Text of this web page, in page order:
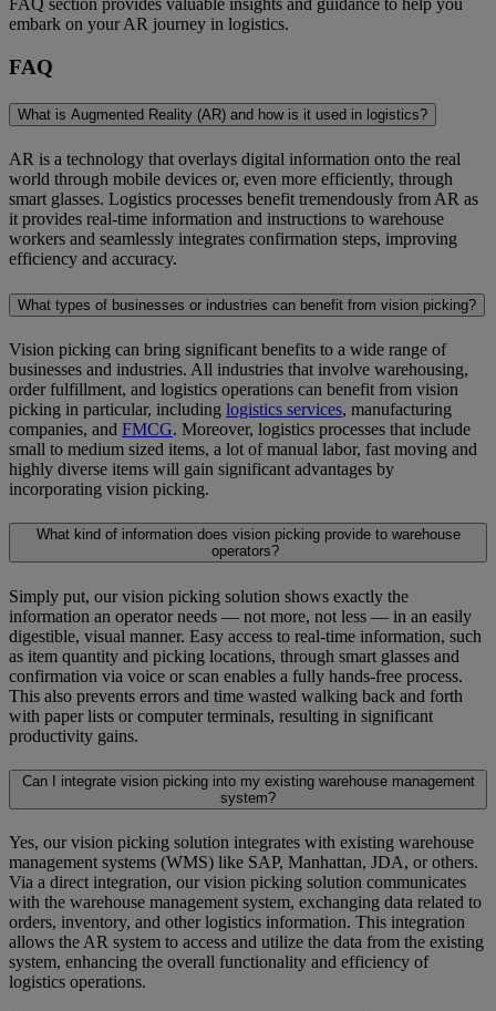
FAQ section provides valuable insights and guidance to help you
embark on your AR journey in logistics.
FAQ
What is Augmented Reality (AR) and how is it used in logistics?
AR is a technology that overlays digital information onto the real
world through mobile devices or, even more efficiently, through
smart glasses. Logistics processes benefit tremendously from AR as
it provides real-time information and instructions to warehouse
workers and seamlessly integrates confirmation steps, improving
efficiency and accuracy.
What types of businesses or industries can benefit from vision picking?
Vision picking can bring significant benefits to a wide range of
businesses and industries. All industries that involve warehousing,
order fulfillment, and logistics operations can benefit from vision
picking in particular, including logistics services, manufacturing
companies, and FMCG. Moreover, logistics processes that include
small to medium sized items, a lot of manual labor, fast moving and
highly diverse items will gain significant advantages by
incorporating vision picking.
What kind of information does vision picking provide to warehouse
operators?
Simply put, our vision picking solution shows exactly the
information an operator needs — not more, not less — in an easily
digestible, visual manner. Easy access to real-time information, such
as item quantity and picking locations, through smart glasses and
confirmation via voice or scan enables a fully hands-free process.
This also prevents errors and time wasted walking back and forth
with paper lists or computer terminals, resulting in significant
productivity gains.
Can I integrate vision picking into my existing warehouse management
system?
Yes, our vision picking solution integrates with existing warehouse
management systems (WMS) like SAP, Manhattan, JDA, or others.
Via a direct integration, our vision picking solution communicates
with the warehouse management system, exchanging data related to
orders, inventory, and other logistics information. This integration
allows the AR system to access and utilize the data from the existing
system, enhancing the overall functionality and efficiency of
logistics operations.